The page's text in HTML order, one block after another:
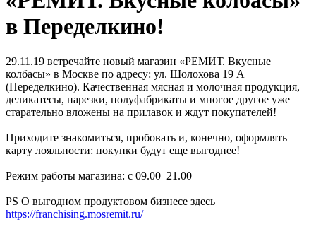
в Переделкино!
29.11.19 встречайте новый магазин «РЕМИТ. Вкусные
колбасы» в Москве по адресу: ул. Шолохова 19 А
(Переделкино). Качественная мясная и молочная продукция,
деликатесы, нарезки, полуфабрикаты и многое другое уже
старательно вложены на прилавок и ждут покупателей!
Приходите знакомиться, пробовать и, конечно, оформлять
карту лояльности: покупки будут еще выгоднее!
Режим работы магазина: с 09.00–21.00
PS О выгодном продуктовом бизнесе здесь
https://franchising.mosremit.ru/